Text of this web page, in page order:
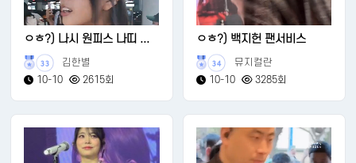
ㅇㅎ?) 나시 원피스 나띠 ...
33
김한별
10-10
2615회
ㅇㅎ?) 백지헌 팬서비스
34
뮤지컬란
10-10
3285회